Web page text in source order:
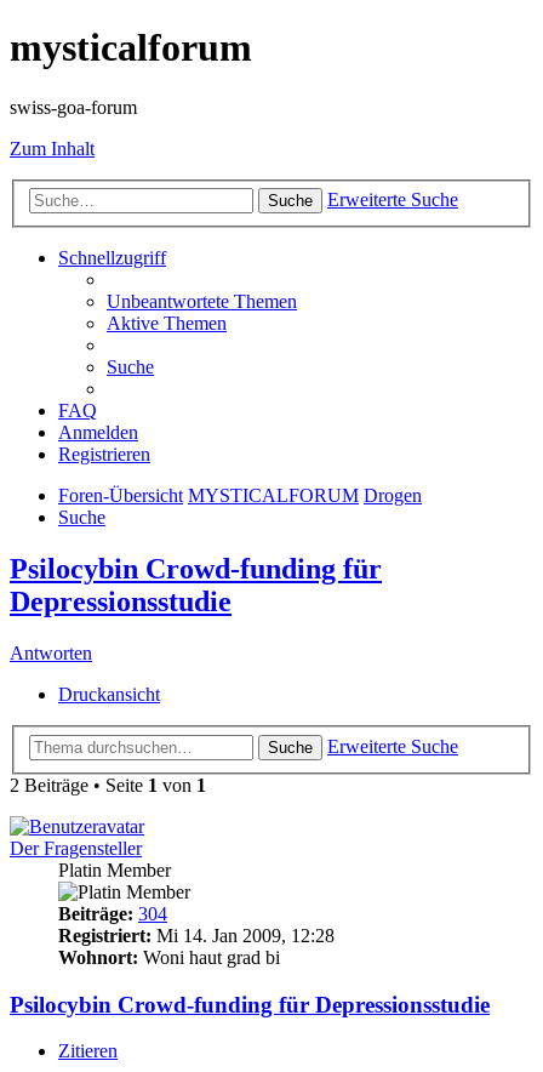
mysticalforum
swiss-goa-forum
Zum Inhalt
Suche Erweiterte Suche
Schnellzugriff
Unbeantwortete Themen
Aktive Themen
Suche
FAQ
Anmelden
Registrieren
Foren-Übersicht MYSTICALFORUM Drogen
Suche
Psilocybin Crowd-funding für
Depressionsstudie
Antworten
Druckansicht
Suche
Erweiterte Suche
2 Beiträge • Seite 1 von 1
Der Fragensteller
Platin Member
Beiträge: 304
Registriert: Mi 14. Jan 2009, 12:28
Wohnort: Woni haut grad bi
Psilocybin Crowd-funding für Depressionsstudie
Zitieren